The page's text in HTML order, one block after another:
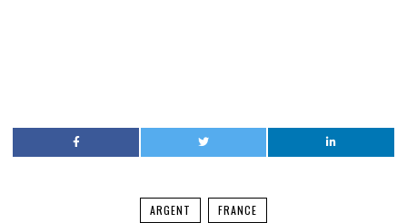
ARGENT FRANCE